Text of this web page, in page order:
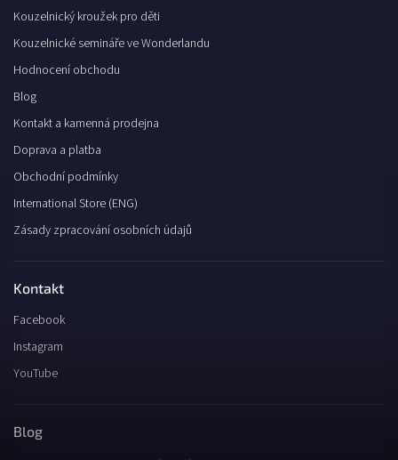
Kouzelnický kroužek pro děti
Kouzelnické semináře ve Wonderlandu
Hodnocení obchodu
Blog
Kontakt a kamenná prodejna
Doprava a platba
Obchodní podmínky
International Store (ENG)
Zásady zpracování osobních údajů
Kontakt
Facebook
Instagram
YouTube
Blog